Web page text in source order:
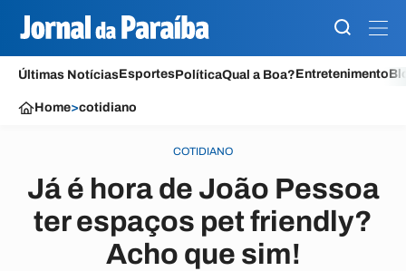
Últimas NotíciasEsportesPolíticaQual a Boa?Entretenimento
Home>cotidiano
COTIDIANO
Já é hora de João Pessoa
ter espaços pet friendly?
Acho que sim!